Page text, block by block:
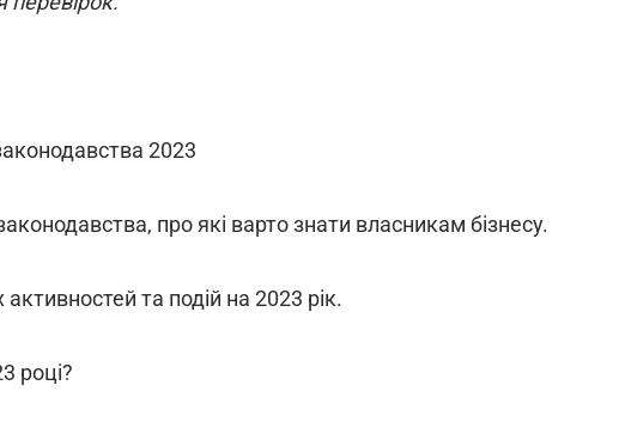
2023
про які варто знати власникам бізнесу.
та подій на 2023 рік.
році?